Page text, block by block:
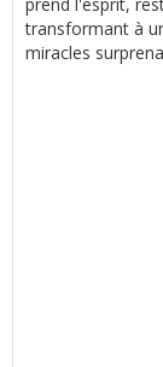
transformant à
miracles